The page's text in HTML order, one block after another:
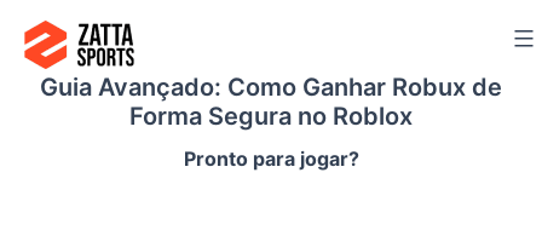
para
Guia Avançado: Como Ganhar Robux de
Forma Segura no Roblox
Pronto para jogar?